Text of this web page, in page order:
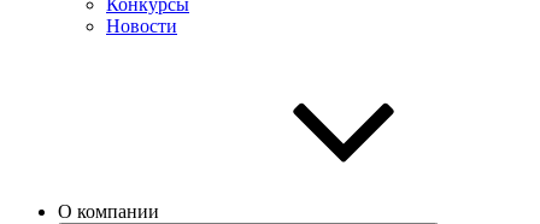
Новости
О компании